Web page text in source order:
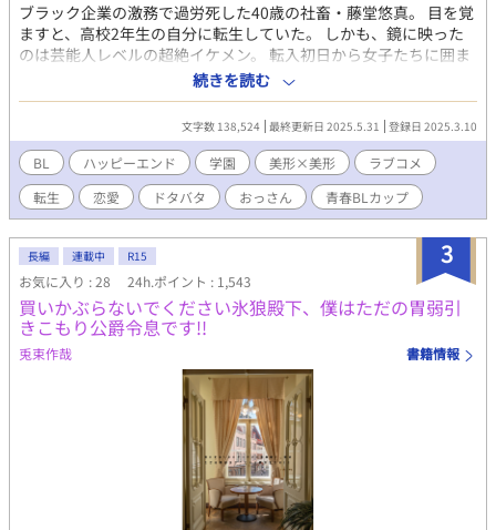
ブラック企業の激務で過労死した40歳の社畜・藤堂悠真。 目を覚
ますと、高校2年生の自分に転生していた。 しかも、鏡に映った
のは芸能人レベルの超絶イケメン。 転入初日から女子たちに囲ま
れ、学園中の話題の的に。 だが、社畜思考が抜けず**「これはマ
ーケティング施策か？」**と疑うばかり。 そして、モテすぎて業
務過多状態に陥る。 弁当争奪戦、放課後のデート攻勢…悠真の平
穏は完全に崩壊。 そんな中、唯一冷静な男・藤崎颯斗の存在に救
われる。 颯斗はやたらと落ち着いていて、悠真をさりげなくフォ
ローする。 「お前といると、楽だ」 次第に悠真の中で、彼の存在
が大きくなっていき――。 「お前、俺から逃げるな」 颯斗の言葉
に、悠真の心は大きく揺れ動く。 転生×学園ラブコメ×じわじわ
迫る恋。 これは、悠真が「本当に選ぶべきもの」を見つける物
語。 続編『元社畜の俺、大学生になってまたモテすぎてるけど、
今度は恋人がいるので無理です』 かつてブラック企業で心を擦り
減らし、過労死した元社畜の男・藤堂悠真は、 転生した高校時代
を経て、無事に大学生になった―― 恋人である藤崎颯斗と共に。
だが、大学という“自由すぎる”世界は、ふたりの関係を少しずつ
揺らがせていく。 「付き合ってるけど、誰にも言っていない」 そ
の選択が、予想以上のすれ違いを生んでいった。 モテ地獄の再
来、空気を読み続ける日々、 そして自分で自分を苦しめてい
た“頑張る癖”。 甘えたくても甘えられない―― そんな悠真の隣
で、颯斗はずっと静かに手を差し伸べ続ける。 過去に縛られてい
た悠真が、未来を見つめ直すまでの じれ甘・再構築・すれ違いと
回復のキャンパス・ラブストーリー。 今度こそ、言葉にする。
「好きだよ」って、ちゃんと。
続きを読む
文字数 138,524 最終更新日 2025.5.31 登録日 2025.3.10
BL ハッピーエンド 学園 美形×美形
ラブコメ
転生
恋愛 ドタバタ おっさん 青春BLカップ​
3
長編 連載中 R15
お気に入り : 28 24h.ポイント : 1,543
買いかぶらないでください氷狼殿下、僕はただの胃弱引
きこもり公爵令息です!!
兎束作哉 書籍情報